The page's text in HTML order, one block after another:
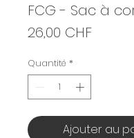
FCG - Sac à
26,00 CHFPrix
Quantité *
Ajouter au